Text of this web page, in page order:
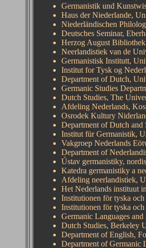
Germanistik und
Haus der Niederlande,
Niederländischen
Deutsches Seminar,
Herzog August
Neerlandistiek van de
Germanistisk Institutt,
Institut for Tysk og
Department of Dutch,
Germanic Studies
Dutch Studies, The
Afdeling Nederlands,
Osrodek Kultury
Department of Dutch
Institut für Germanistik,
Vakgroep Nederlands
Department of
Ústav germanistiky,
Katedra germanistiky a
Afdeling neerlandistiek,
Het Nederlands instituut
Institutionen för tyska
Institutionen för tyska
Germanic Languages
Dutch Studies, Berkeley
Department of English,
Department of Germanic